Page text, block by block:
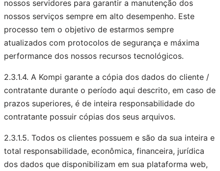
nossos servidores para garantir a manutenção dos
nossos serviços sempre em alto desempenho. Este
processo tem o objetivo de estarmos sempre
atualizados com protocolos de segurança e máxima
performance dos nossos recursos tecnológicos.
2.3.1.4. A Kompi garante a cópia dos dados do cliente /
contratante durante o período aqui descrito, em caso de
prazos superiores, é de inteira responsabilidade do
contratante possuir cópias dos seus arquivos.
2.3.1.5. Todos os clientes possuem e são da sua inteira e
total responsabilidade, econômica, financeira, jurídica
dos dados que disponibilizam em sua plataforma web,